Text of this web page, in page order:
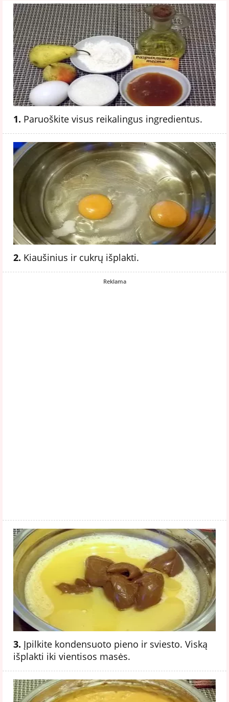
1. Paruoškite visus reikalingus ingredientus.
2. Kiaušinius ir cukrų išplakti.
Reklama
3. Įpilkite kondensuoto pieno ir sviesto. Viską
išplakti iki vientisos masės.